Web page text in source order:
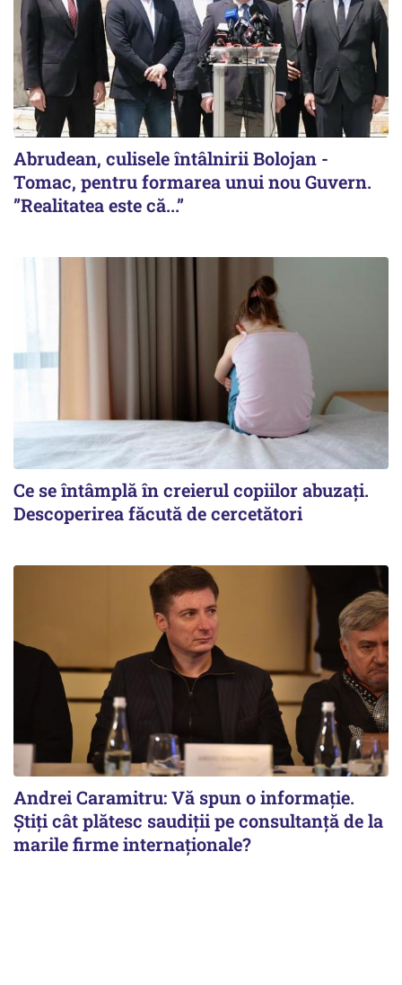
Abrudean, culisele întâlnirii Bolojan -
Tomac, pentru formarea unui nou Guvern.
”Realitatea este că...”
Ce se întâmplă în creierul copiilor abuzați.
Descoperirea făcută de cercetători
Andrei Caramitru: Vă spun o informație.
Știți cât plătesc saudiții pe consultanță de la
marile firme internaționale?